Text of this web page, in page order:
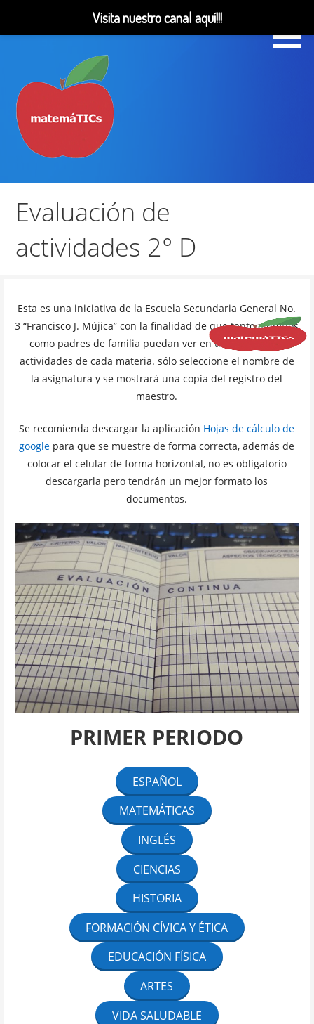
contenido
MatemáTICs
Evaluación de
actividades 2° D
Esta es una iniciativa de la Escuela Secundaria General No.
3 “Francisco J. Mújica” con la finalidad de que tanto alumnos
como padres de familia puedan ver en tiempo real las
actividades de cada materia. sólo seleccione el nombre de
la asignatura y se mostrará una copia del registro del
maestro.
Se recomienda descargar la aplicación Hojas de cálculo de
google para que se muestre de forma correcta, además de
colocar el celular de forma horizontal, no es obligatorio
descargarla pero tendrán un mejor formato los
documentos.
PRIMER PERIODO
ESPAÑOL
MATEMÁTICAS
INGLÉS
CIENCIAS
HISTORIA
FORMACIÓN CÍVICA Y ÉTICA
EDUCACIÓN FÍSICA
ARTES
VIDA SALUDABLE
Visita nuestro canal aquí!!!